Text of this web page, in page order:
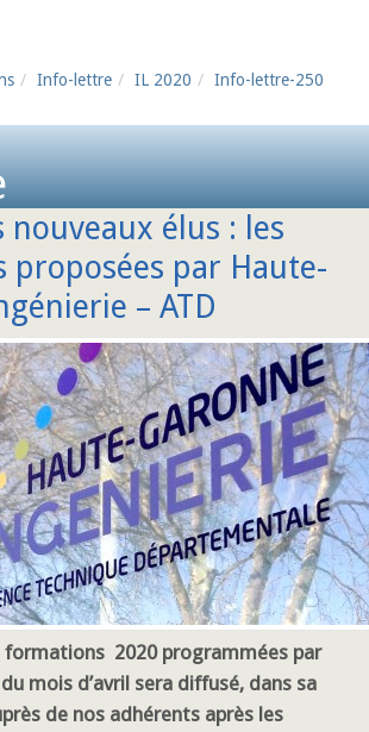
Info-lettre IL 2020 Info-lettre-250
nouveaux élus : les
proposées par Haute-
– ATD
formations 2020 programmées par
mois d’avril sera diffusé, dans sa
de nos adhérents après les